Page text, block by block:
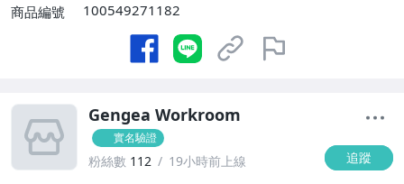
商品編號
100549271182
Gengea Workroom
實名驗證
粉絲數 112 19小時前上線 追蹤